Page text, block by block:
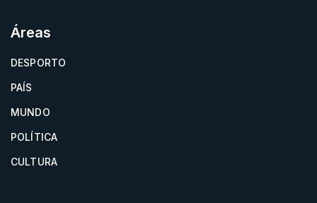
Áreas
DESPORTO
PAÍS
MUNDO
POLÍTICA
CULTURA